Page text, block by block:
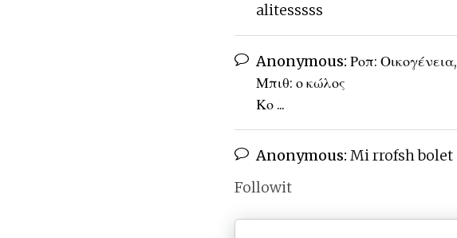
alitesssss
Anonymous: Ροπ:
Μπιθ: ο κώλος
Κο ...
Anonymous: Mi rrofsh bolet
Followit